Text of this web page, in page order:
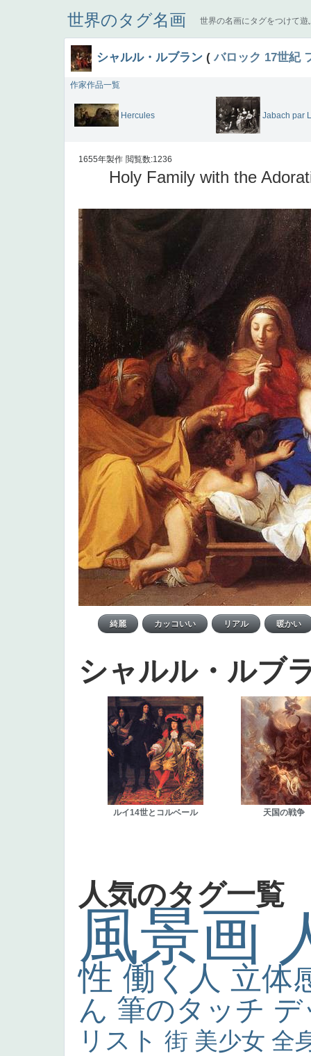
世界のタグ名画 世界の名画にタグをつけて遊
シャルル・ルブラン (バロック 17世紀
作家作品一覧
Hercules Jabach par
1655年製作 閲覧数:1236
Holy Family with the
シャルル・ルブ
ルイ14世とコルベール 天国の戦争
人気のタグ一覧
風景画
性 働く人 立体
ん 筆のタッチ
リスト 街 美少女 全